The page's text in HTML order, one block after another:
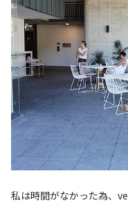
私は時間がなかった為、